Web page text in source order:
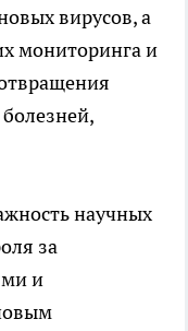
вирусов, а
мониторинга и
научных
за
и